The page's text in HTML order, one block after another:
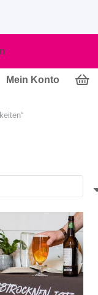
Mein Konto